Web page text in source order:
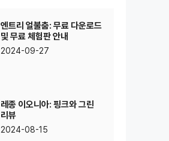
엔트리 얼불춤: 무료 다운로드
및 무료 체험판 안내
2024-09-27
레종 이오니아: 핑크와 그린
리뷰
2024-08-15